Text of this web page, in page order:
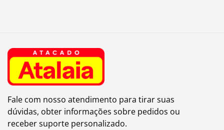
Fale com nosso atendimento para tirar suas
dúvidas, obter informações sobre pedidos ou
receber suporte personalizado.